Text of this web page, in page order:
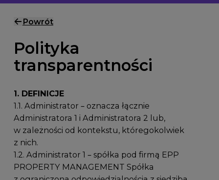
Powrót
Polityka
transparentności
1. DEFINICJE
1.1. Administrator – oznacza łącznie
Administratora 1 i Administratora 2 lub,
w zależności od kontekstu, któregokolwiek
z nich.
1.2. Administrator 1 – spółka pod firmą EPP
PROPERTY MANAGEMENT Spółka